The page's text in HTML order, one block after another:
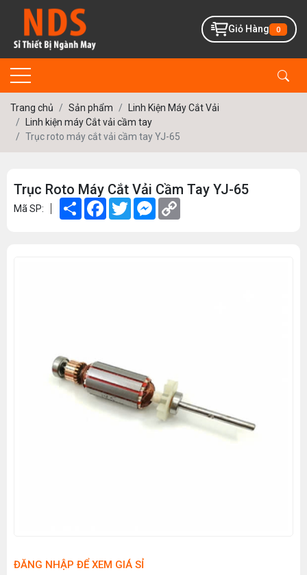
Giỏ Hàng 0
Trang chủ Sản phẩm
Linh Kiện Máy Cắt Vải
Linh kiện máy Cắt vải cầm tay
Trục roto máy cắt vải cầm tay YJ-65
Trục Roto Máy Cắt Vải Cầm Tay YJ-65
Mã SP: Share Facebook
TwitterMessenger
ĐĂNG NHẬP ĐỂ XEM GIÁ SỈ